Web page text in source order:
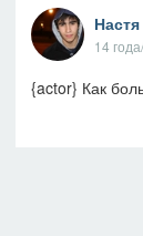
Настя
14
{actor} Как